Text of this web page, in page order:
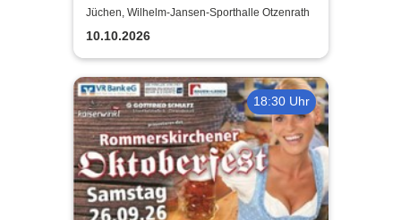
Jüchen, Wilhelm-Jansen-Sporthalle Otzenrath
10.10.2026
18:30 Uhr